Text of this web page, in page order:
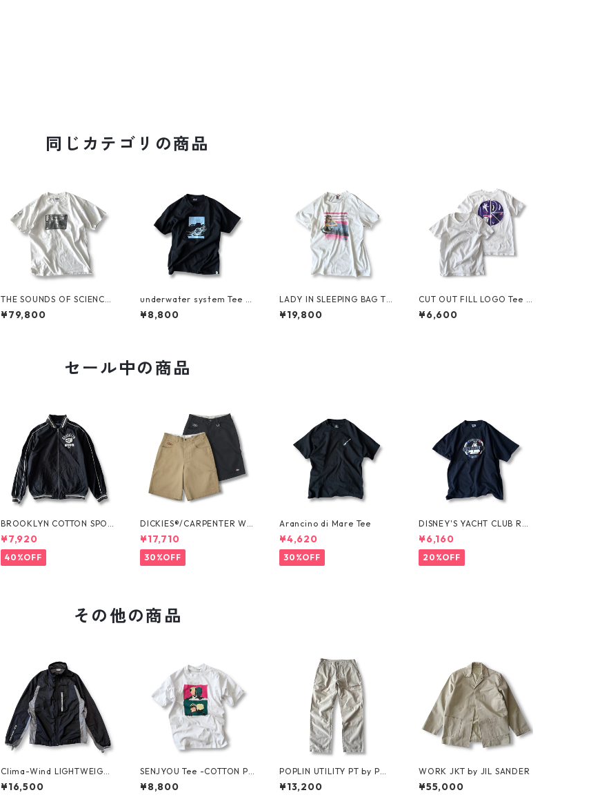
同じカテゴリの商品
THE SOUNDS OF SCIENCE
for Grand Royal Tee by BE
ASTIE BOYS
¥79,800
underwater system Tee b
y SARCASTIC
¥8,800
LADY IN SLEEPING BAG Te
e by THE NORTH FACE
¥19,800
CUT OUT FILL LOGO Tee b
y Polar Skate Co.
¥6,600
セール中の商品
BROOKLYN COTTON SPOR
T JKT by Polo Ralph Laure
n
¥7,920
40%OFF
DICKIES®/CARPENTER WI
DE SHORTS -SEDAN ALL-P
URPOSE-
¥17,710
30%OFF
Arancino di Mare Tee
¥4,620
30%OFF
DISNEY'S YACHT CLUB RES
ORT Tee
¥6,160
20%OFF
その他の商品
Clima-Wind LIGHTWEIGH
T JKT by SALOMON
¥16,500
SENJYOU Tee -COTTON PA
N-
¥8,800
POPLIN UTILITY PT by POS
T OʼALLS
¥13,200
WORK JKT by JIL SANDER
¥55,000